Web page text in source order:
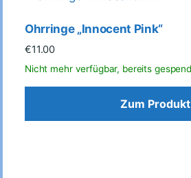
Ohrringe „Innocent Pink“
€11.00
Zum Produkt